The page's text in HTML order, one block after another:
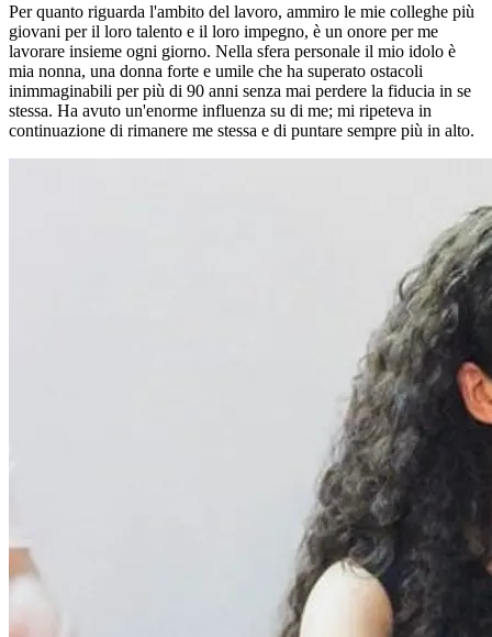
Per quanto riguarda l'ambito del lavoro, ammiro le mie colleghe più
giovani per il loro talento e il loro impegno, è un onore per me
lavorare insieme ogni giorno. Nella sfera personale il mio idolo è
mia nonna, una donna forte e umile che ha superato ostacoli
inimmaginabili per più di 90 anni senza mai perdere la fiducia in se
stessa. Ha avuto un'enorme influenza su di me; mi ripeteva in
continuazione di rimanere me stessa e di puntare sempre più in alto.